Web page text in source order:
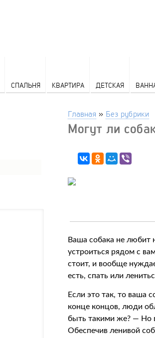
СПАЛЬНЯ КВАРТИРА ДЕТСКАЯ
Главная » Без рубрики
Могут ли
Ваша собака не любит
устроиться рядом с
стоит, и вообще
есть, спать или
Если это так, то ваша
конце концов, люди
быть такими же? — Но
Обеспечив ленивой